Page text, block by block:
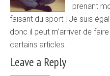
prenant
faisant du sport ! Je suis
donc il peut m'arriver de
certains articles.
Leave a Reply